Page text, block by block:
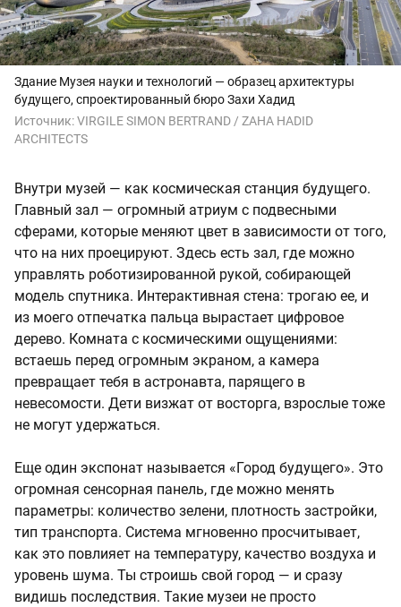
Здание Музея науки и технологий — образец архитектуры
будущего, спроектированный бюро Захи Хадид
Источник:VIRGILE SIMON BERTRAND / ZAHA HADID
ARCHITECTS
Внутри музей — как космическая станция будущего.
Главный зал — огромный атриум с подвесными
сферами, которые меняют цвет в зависимости от того,
что на них проецируют. Здесь есть зал, где можно
управлять роботизированной рукой, собирающей
модель спутника. Интерактивная стена: трогаю ее, и
из моего отпечатка пальца вырастает цифровое
дерево. Комната с космическими ощущениями:
встаешь перед огромным экраном, а камера
превращает тебя в астронавта, парящего в
невесомости. Дети визжат от восторга, взрослые тоже
не могут удержаться.
Еще один экспонат называется «Город будущего». Это
огромная сенсорная панель, где можно менять
параметры: количество зелени, плотность застройки,
тип транспорта. Система мгновенно просчитывает,
как это повлияет на температуру, качество воздуха и
уровень шума. Ты строишь свой город — и сразу
видишь последствия. Такие музеи не просто